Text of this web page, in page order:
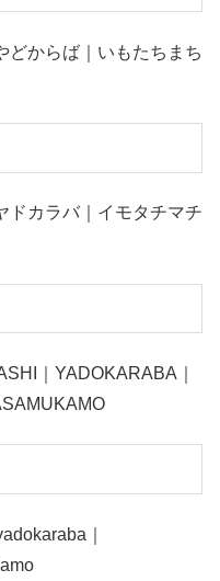
どからば｜いもたちまち
ドカラバ｜イモタチマチ
｜YADOKARABA｜
｜